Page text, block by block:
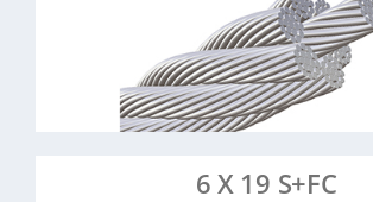
> Mehr erfahren
> Artikel anfragen
6 X 19 S+FC